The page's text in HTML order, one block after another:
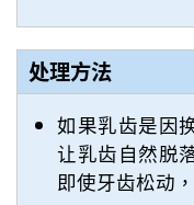
处理方法
如果乳齿是因
让乳齿自然脱
即使牙齿松动